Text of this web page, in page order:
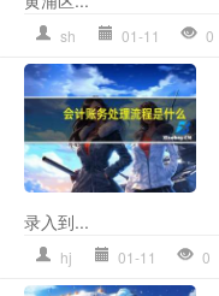
sh 01-11 0
录入到...
hj 01-11 0